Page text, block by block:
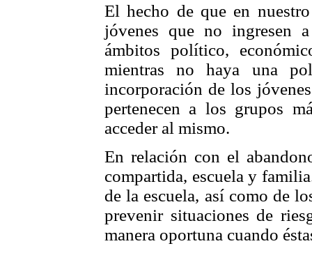
El hecho de que en
jóvenes que no ingresen
ámbitos político,
mientras no haya una
incorporación de los
pertenecen a los grupos
acceder al mismo.
En relación con el
compartida, escuela y
de la escuela, así como de
prevenir situaciones de
manera oportuna cuando